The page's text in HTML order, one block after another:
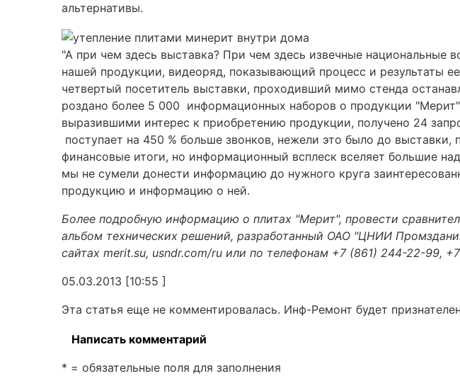
альтернативы.
"А при чем здесь выставка? При чем здесь извечные национальные
нашей продукции, видеоряд, показывающий процесс и результаты
четвертый посетитель выставки, проходивший мимо стенда
роздано более 5 000 информационных наборов о продукции
выразившими интерес к приобретению продукции, получено 24
поступает на 450 % больше звонков, нежели это было до
финансовые итоги, но информационный всплеск вселяет большие
мы не сумели донести информацию до нужного круга
продукцию и информацию о ней.
Более подробную информацию о плитах "Мерит", провести
альбом технических решений, разработанный ОАО "ЦНИИ
сайтах merit.su, usndr.com/ru или по телефонам +7 (861) 244-22-99,
05.03.2013 [10:55 ]
Эта статья еще не комментировалась. Инф-Ремонт будет
Написать комментарий
* = обязательные поля для заполнения